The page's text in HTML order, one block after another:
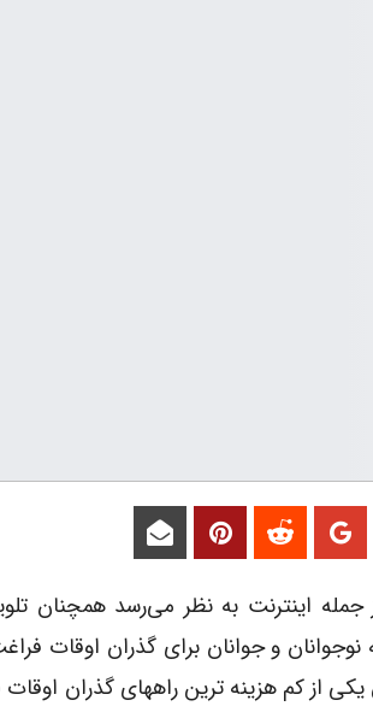
اینترنت به نظر می‌رسد همچنان
و جوانان برای گذران اوقات
یکی از کم هزینه ترین راههای گذران